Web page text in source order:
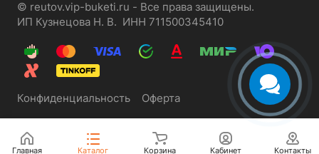
© reutov.vip-buketi.ru - Все права защищены.
ИП Кузнецова Н. В. ИНН 711500345410
Конфиденциальность Оферта
Главная Каталог Корзина Кабинет Контакты